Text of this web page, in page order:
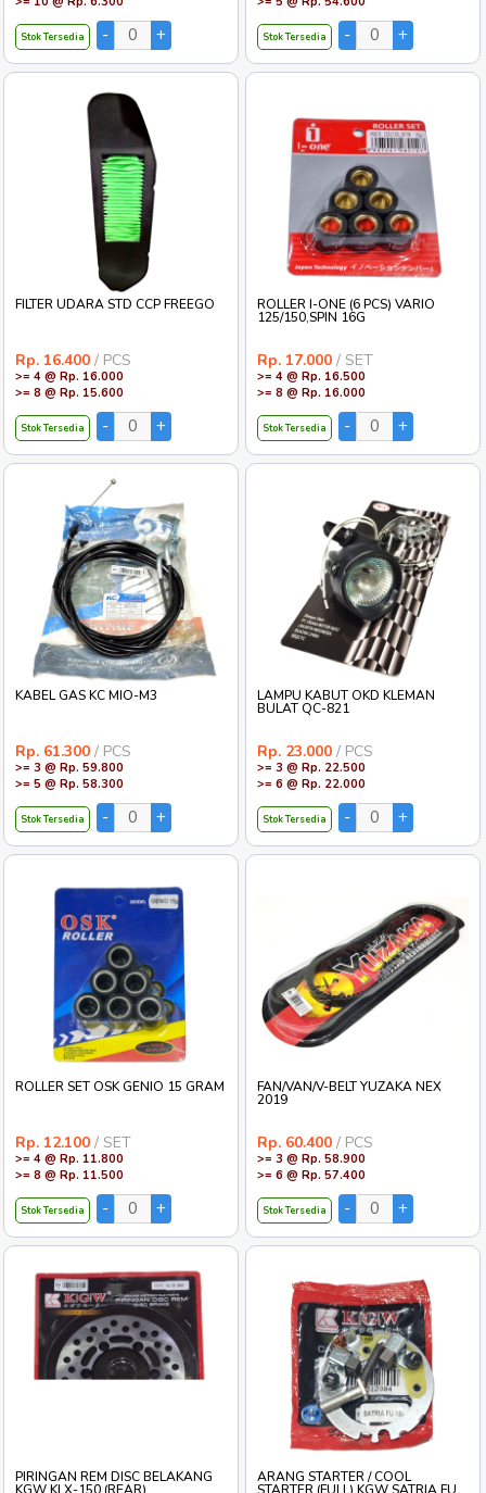
Stok Tersedia Stok Tersedia
FILTER UDARA STD CCP FREEGO
Rp. 16.400 / PCS
>= 4 @ Rp. 16.000
>= 8 @ Rp. 15.600
Stok Tersedia
ROLLER I-ONE (6 PCS) VARIO
125/150,SPIN 16G
Rp. 17.000 / SET
>= 4 @ Rp. 16.500
>= 8 @ Rp. 16.000
Stok Tersedia
KABEL GAS KC MIO-M3
Rp. 61.300 / PCS
>= 3 @ Rp. 59.800
>= 5 @ Rp. 58.300
Stok Tersedia
LAMPU KABUT OKD KLEMAN
BULAT QC-821
Rp. 23.000 / PCS
>= 3 @ Rp. 22.500
>= 6 @ Rp. 22.000
Stok Tersedia
ROLLER SET OSK GENIO 15 GRAM
Rp. 12.100 / SET
>= 4 @ Rp. 11.800
>= 8 @ Rp. 11.500
Stok Tersedia
FAN/VAN/V-BELT YUZAKA NEX
2019
Rp. 60.400 / PCS
>= 3 @ Rp. 58.900
>= 6 @ Rp. 57.400
Stok Tersedia
PIRINGAN REM DISC BELAKANG ARANG STARTER / COOL